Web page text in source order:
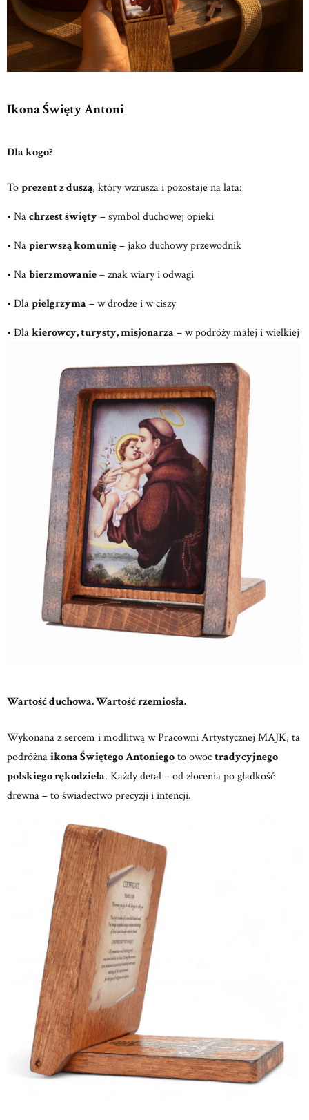
Ikona Święty Antoni
Dla kogo?
To prezent z duszą, który wzrusza i pozostaje na lata:
• Na chrzest święty – symbol duchowej opieki
• Na pierwszą komunię – jako duchowy przewodnik
• Na bierzmowanie – znak wiary i odwagi
• Dla pielgrzyma – w drodze i w ciszy
• Dla kierowcy, turysty, misjonarza – w podróży małej i wielkiej
Wartość duchowa. Wartość rzemiosła.
Wykonana z sercem i modlitwą w Pracowni Artystycznej MAJK, ta
podróżnaikona Świętego Antoniegoto owoc tradycyjnego
polskiego rękodzieła. Każdy detal – od złocenia po gładkość
drewna – to świadectwo precyzji i intencji.